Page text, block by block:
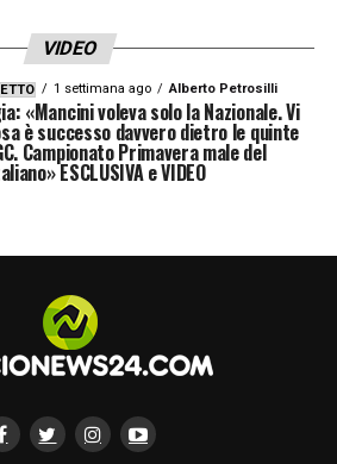
VIDEO
1 settimana ago Alberto Petrosilli
«Mancini voleva solo la Nazionale. Vi
è successo davvero dietro le quinte
Campionato Primavera male del
ESCLUSIVA e VIDEO